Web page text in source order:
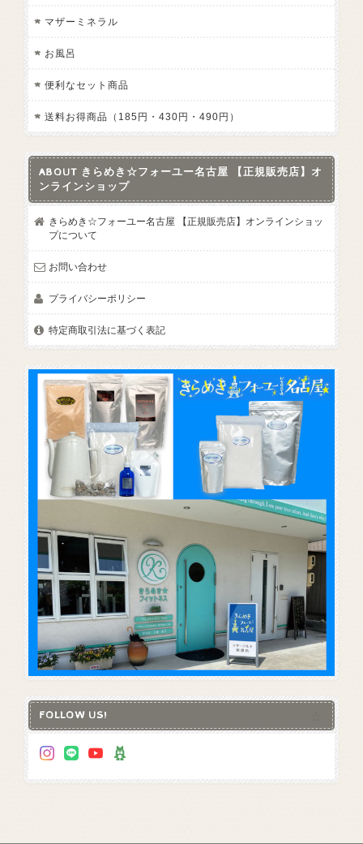
マザーミネラル
お風呂
便利なセット商品
送料お得商品（185円・430円・490円）
ABOUT きらめき☆フォーユー名古屋 【正規販売店】オ
ンラインショップ
きらめき☆フォーユー名古屋 【正規販売店】オンラインショッ
プについて
お問い合わせ
プライバシーポリシー
特定商取引法に基づく表記
FOLLOW US!